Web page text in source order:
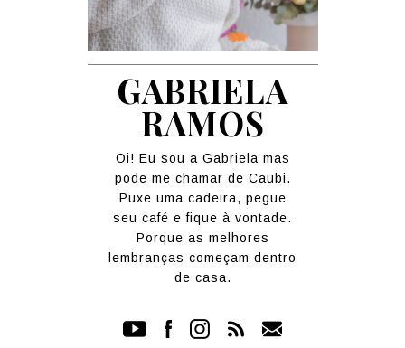
GABRIELA
RAMOS
Oi! Eu sou a Gabriela mas
pode me chamar de Caubi.
Puxe uma cadeira, pegue
seu café e fique à vontade.
Porque as melhores
lembranças começam dentro
de casa.